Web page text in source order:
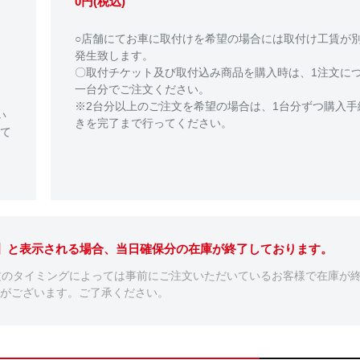
○店舗にてお車に取付けを希望の場合には取付け工賃が
発生致します。
〇取付チケット及び取付込み商品を購入時は、1注文に
一台分でご注文ください。
※2台分以上のご注文を希望の場合は、1台分ずつ購入手
きを完了まで行ってください。
表示される場合、当日確保分の在庫が終了しております。
タイミングによっては事前にご注文いただいているお客様で在庫が
ございます。ご了承ください。